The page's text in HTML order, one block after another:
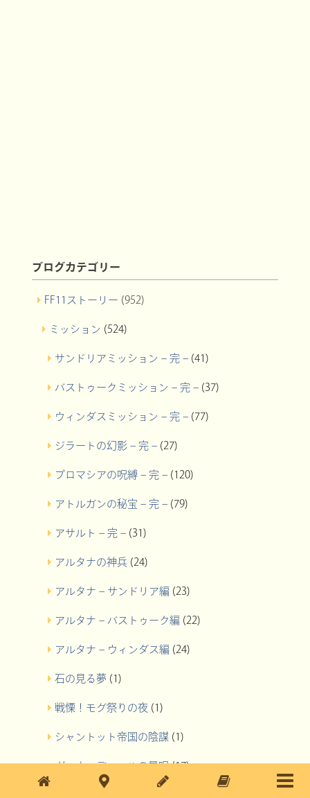
ブログカテゴリー
FF11ストーリー (952)
ミッション (524)
サンドリアミッション – 完 –(41)
バストゥークミッション – 完 –(37)
ウィンダスミッション – 完 –(77)
ジラートの幻影 – 完 –(27)
プロマシアの呪縛 – 完 –(120)
アトルガンの秘宝 – 完 –(79)
アサルト – 完 –(31)
アルタナの神兵(24)
アルタナ – サンドリア編(23)
アルタナ – バストゥーク編(22)
アルタナ – ウィンダス編(24)
石の見る夢(1)
戦慄！モグ祭りの夜(1)
シャントット帝国の陰謀(1)
ヴァナ・ディールの星唄(17)